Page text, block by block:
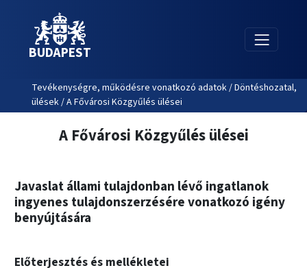
BUDAPEST
Tevékenységre, működésre vonatkozó adatok / Döntéshozatal,
ülések / A Fővárosi Közgyűlés ülései
A Fővárosi Közgyűlés ülései
Javaslat állami tulajdonban lévő ingatlanok
ingyenes tulajdonszerzésére vonatkozó igény
benyújtására
Előterjesztés és mellékletei